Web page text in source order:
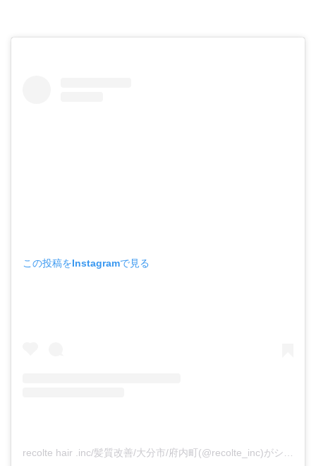
この投稿をInstagramで見る
recolte hair .inc/髪質改善/大分市/府内町(@recolte_inc)がシェアした投稿